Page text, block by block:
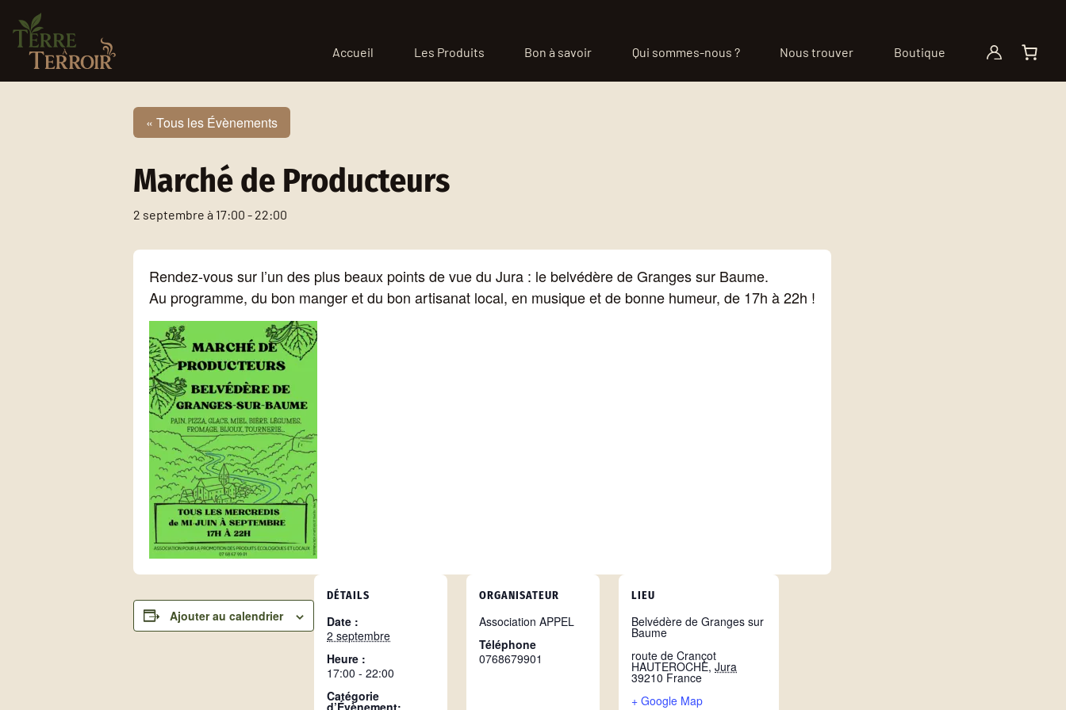
Accueil Les Produits Bon à savoir Qui sommes-nous ? Nous trouver Boutique
« Tous les Évènements
Marché de Producteurs
2 septembre à 17:00 - 22:00
Rendez-vous sur l’un des plus beaux points de vue du Jura : le belvédère de Granges sur Baume.
Au programme, du bon manger et du bon artisanat local, en musique et de bonne humeur, de 17h à 22h !
Ajouter au calendrier
DÉTAILS
Date :
2 septembre
Heure :
17:00 - 22:00
Catégorie
d’Évènement:
ORGANISATEUR
Association APPEL
Téléphone
0768679901
LIEU
Belvédère de Granges sur
Baume
route de Crançot
HAUTEROCHE, Jura
39210 France
+ Google Map